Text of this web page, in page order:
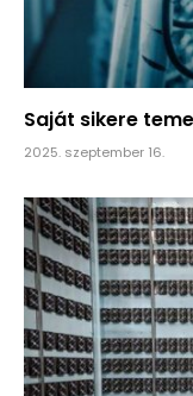
Saját sikere
2025. szeptember 16.